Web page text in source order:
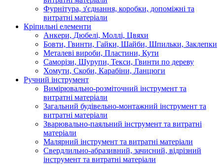
Фурнітура, з'єднання, коробки, допоміжні та
витратні матеріали
Кріпильні елементи
Анкери, Дюбелі, Моллі, Цвяхи
Бовти, Гвинти, Гайки, Шайби, Шпильки, Заклепки
Металеві вироби, Пластини, Кути
Саморізи, Шурупи, Текси, Гвинти по дереву
Хомути, Скоби, Карабіни, Ланцюги
Ручний інструмент
Вимірювально-розміточний інструмент та
витратні матеріали
Загальний будівельно-монтажний інструмент та
витратні матеріали
Зварювально-паяльний інструмент та витратні
матеріали
Малярний інструмент та витратні матеріали
Свердлильно-абразивний, зачисний, відрізний
інструмент та витратні матеріали